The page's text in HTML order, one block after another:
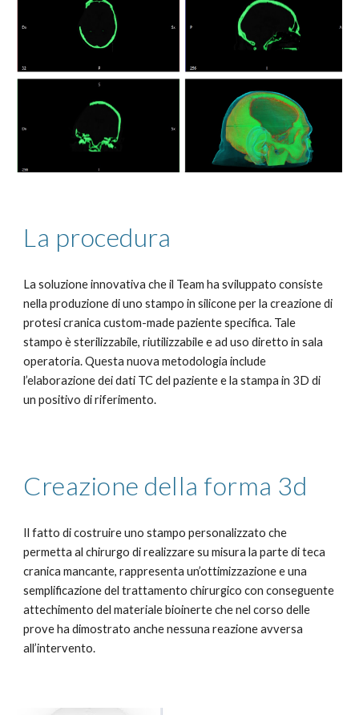
La procedura
La soluzione innovativa che il Team ha sviluppato consiste
nella produzione di uno stampo in silicone per la creazione di
protesi cranica custom-made paziente specifica. Tale
stampo è sterilizzabile, riutilizzabile e ad uso diretto in sala
operatoria. Questa nuova metodologia include
l’elaborazione dei dati TC del paziente e la stampa in 3D di
un positivo di riferimento.
Creazione della forma 3d
Il fatto di costruire uno stampo personalizzato che
permetta al chirurgo di realizzare su misura la parte di teca
cranica mancante, rappresenta un’ottimizzazione e una
semplificazione del trattamento chirurgico con conseguente
attechimento del materiale bioinerte che nel corso delle
prove ha dimostrato anche nessuna reazione avversa
all’intervento.